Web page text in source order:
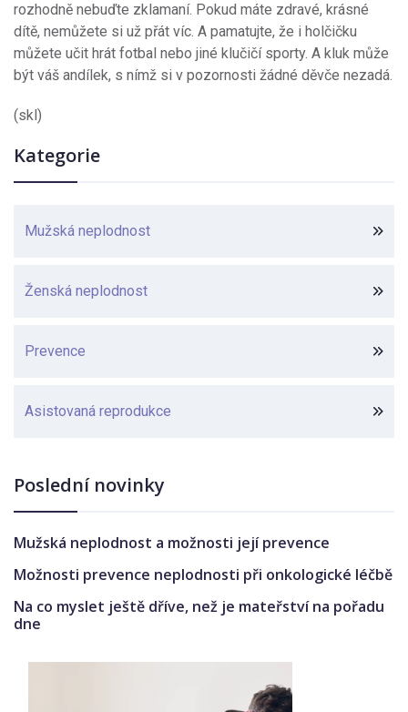
rozhodně nebuďte zklamaní. Pokud máte zdravé, krásné
dítě, nemůžete si už přát víc. A pamatujte, že i holčičku
můžete učit hrát fotbal nebo jiné klučičí sporty. A kluk může
být váš andílek, s nímž si v pozornosti žádné děvče nezadá.
(skl)
Kategorie
Mužská neplodnost
Ženská neplodnost
Prevence
Asistovaná reprodukce
Poslední novinky
Mužská neplodnost a možnosti její prevence
Možnosti prevence neplodnosti při onkologické léčbě
Na co myslet ještě dříve, než je mateřství na pořadu
dne